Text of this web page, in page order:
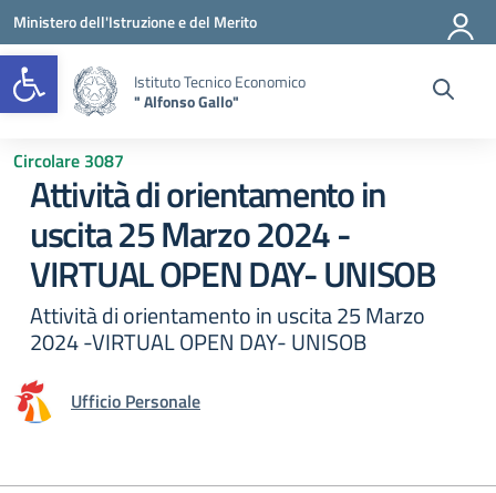
Open toolbar
Vai ai contenuti
Vai al menu di navigazione
Vai al footer
Ministero dell'Istruzione e del Merito
Istituto Tecnico Economico
" Alfonso Gallo"
Circolare 3087
Attività di orientamento in
uscita 25 Marzo 2024 -
VIRTUAL OPEN DAY- UNISOB
Attività di orientamento in uscita 25 Marzo
2024 -VIRTUAL OPEN DAY- UNISOB
Ufficio Personale